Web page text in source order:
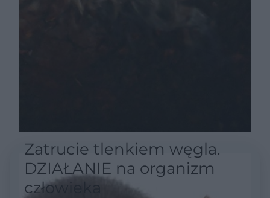
Zatrucie tlenkiem węgla.
DZIAŁANIE na organizm
człowieka